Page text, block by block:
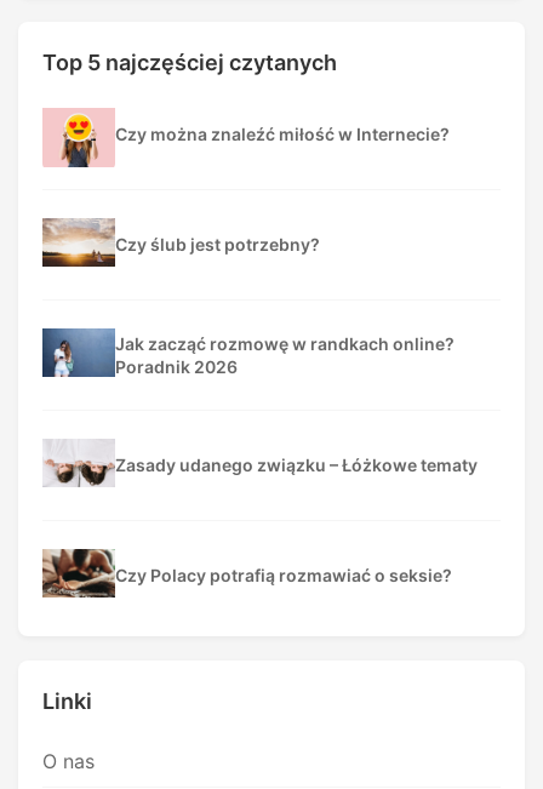
Top 5 najczęściej czytanych
Czy można znaleźć miłość w Internecie?
Czy ślub jest potrzebny?
Jak zacząć rozmowę w randkach online?
Poradnik 2026
Zasady udanego związku – Łóżkowe tematy
Czy Polacy potrafią rozmawiać o seksie?
Linki
O nas